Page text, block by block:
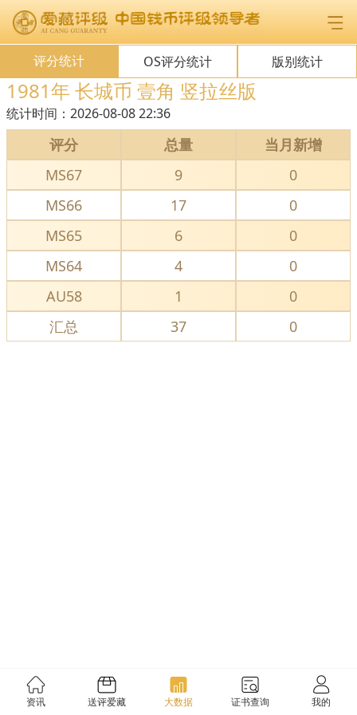
评分统计 OS评分统计 版别统计
1981年 长城币 壹角 竖拉丝版
统计时间： 2026-08-08 22:36
评分 总量
当月新增
MS67
9
0
MS66
17
0
MS65
6
0
MS64
4
0
AU58
1
0
汇总
37 0
资讯 送评爱藏 大数据 证书查询 我的